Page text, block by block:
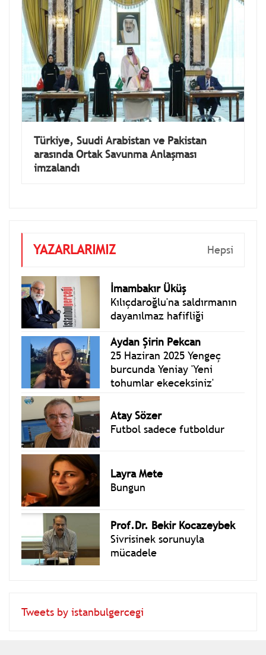
Türkiye, Suudi Arabistan ve Pakistan
arasında Ortak Savunma Anlaşması
imzalandı
YAZARLARIMIZ Hepsi
İmambakır Üküş
Kılıçdaroğlu'na saldırmanın
dayanılmaz hafifliği
Aydan Şirin Pekcan
25 Haziran 2025 Yengeç
burcunda Yeniay 'Yeni
tohumlar ekeceksiniz'
Atay Sözer
Futbol sadece futboldur
Layra Mete
Bungun
Prof.Dr. Bekir Kocazeybek
Sivrisinek sorunuyla
mücadele
Tweets by istanbulgercegi